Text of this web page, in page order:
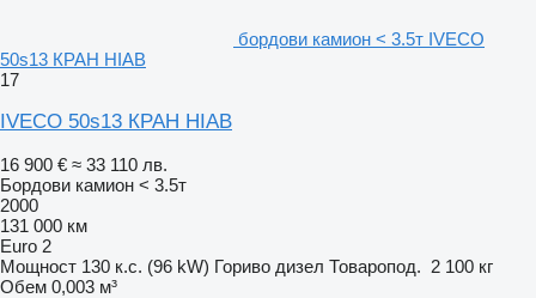
бордови камион < 3.5т IVECO
50s13 КРАН HIAB
17
IVECO 50s13 КРАН HIAB
16 900 € ≈ 33 110 лв.
Бордови камион < 3.5т
2000
131 000 км
Euro 2
Мощност 130 к.с. (96 kW) Гориво дизел Товаропод. 2 100 кг
Обем 0,003 м³